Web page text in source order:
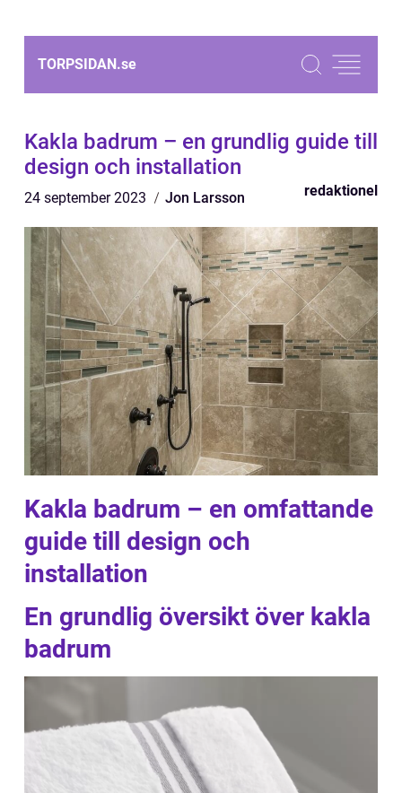
TORPSIDAN.se
Kakla badrum – en grundlig guide till
design och installation
24 september 2023 Jon Larsson redaktionel
Kakla badrum – en omfattande
guide till design och
installation
En grundlig översikt över kakla
badrum